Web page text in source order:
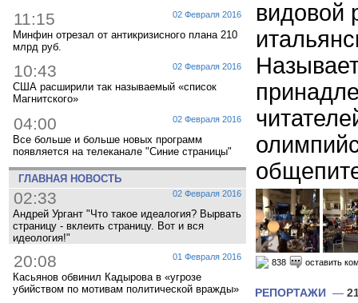
02 Февраля 2016
11:15
Минфин отрезал от антикризисного плана 210
млрд руб.
02 Февраля 2016
10:43
США расширили так называемый «список
Магнитского»
02 Февраля 2016
04:00
Все больше и больше новых программ
появляется на телеканале "Синие страницы"
ГЛАВНАЯ НОВОСТЬ
02 Февраля 2016
02:33
Андрей Ургант "Что такое идеалогия? Вырвать
страницу - вклеить страницу. Вот и вся
идеология!"
01 Февраля 2016
20:08
Касьянов обвинил Кадырова в «угрозе
убийством по мотивам политической вражды»
видовой
838 оставить
РЕПОРТАЖИ —